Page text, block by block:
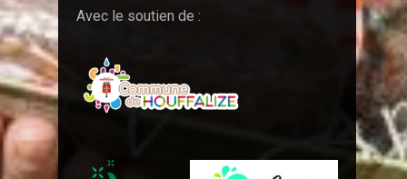
Avec le soutien de :